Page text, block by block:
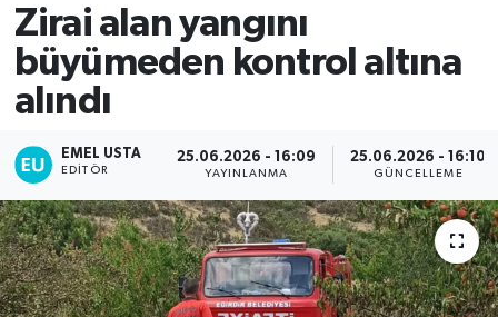
Zirai alan yangını
büyümeden kontrol altına
alındı
EMEL USTA
EDITÖR
25.06.2026 - 16:09
YAYINLANMA
25.06.2026 - 16:10
GÜNCELLEME